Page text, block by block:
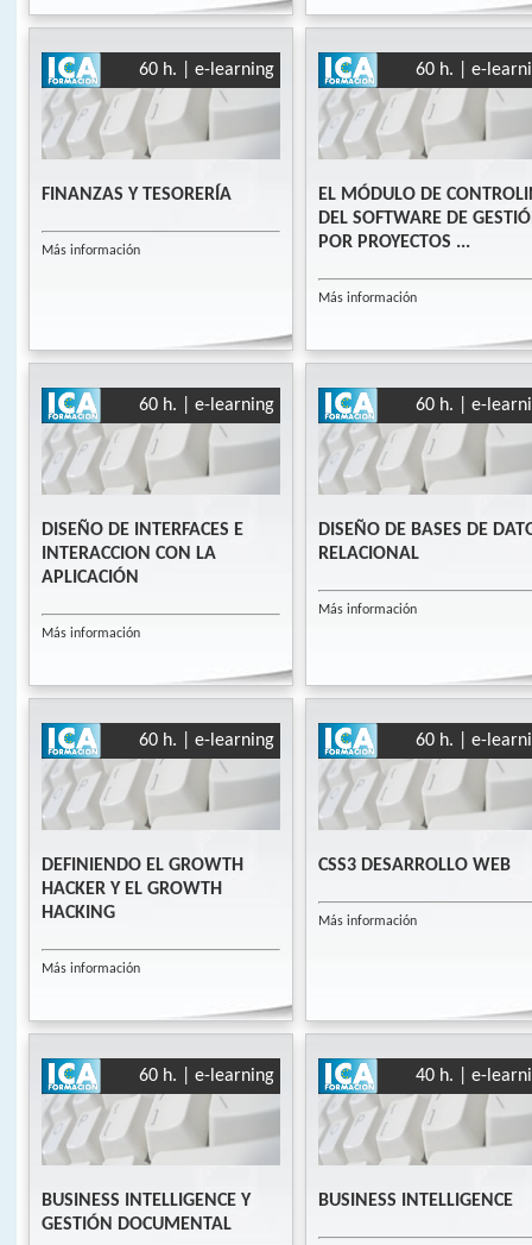
60 h. | e-learning
FINANZAS Y TESORERÍA
Más información
60 h. | e-
EL MÓDULO DE
DEL SOFTWARE DE
POR PROYECTOS ...
Más información
60 h. | e-learning
DISEÑO DE INTERFACES E
INTERACCION CON LA
APLICACIÓN
Más información
60 h. | e-
DISEÑO DE BASES DE
RELACIONAL
Más información
60 h. | e-learning
DEFINIENDO EL GROWTH
HACKER Y EL GROWTH
HACKING
Más información
60 h. | e-
CSS3 DESARROLLO WEB
Más información
60 h. | e-learning
BUSINESS INTELLIGENCE Y
GESTIÓN DOCUMENTAL
40 h. | e-
BUSINESS INTELLIGENCE